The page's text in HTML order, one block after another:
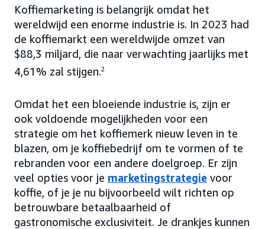
Koffiemarketing is belangrijk omdat het
wereldwijd een enorme industrie is. In 2023 had
de koffiemarkt een wereldwijde omzet van
$88,3 miljard, die naar verwachting jaarlijks met
4,61% zal stijgen.2
Omdat het een bloeiende industrie is, zijn er
ook voldoende mogelijkheden voor een
strategie om het koffiemerk nieuw leven in te
blazen, om je koffiebedrijf om te vormen of te
rebranden voor een andere doelgroep. Er zijn
veel opties voor je marketingstrategie voor
koffie, of je je nu bijvoorbeeld wilt richten op
betrouwbare betaalbaarheid of
gastronomische exclusiviteit. Je drankjes kunnen